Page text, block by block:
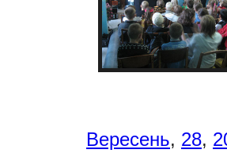
Вересень, 28,